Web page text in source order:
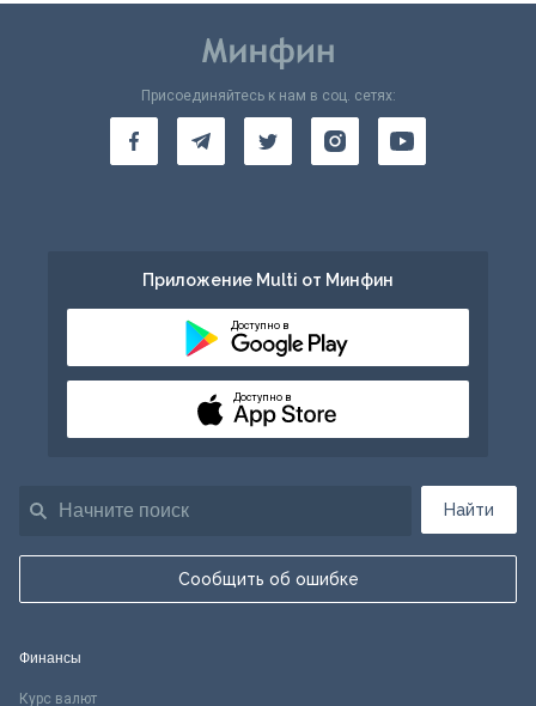
Найти
Сообщить об ошибке
Присоединяйтесь к нам в соц. сетях:
Приложение Multi от Минфин
Доступно в
Доступно в
Финансы
Курс валют